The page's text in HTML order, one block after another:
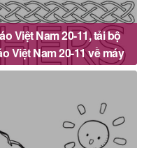
Việt Nam 20-11, tải bộ
Việt Nam 20-11 về máy